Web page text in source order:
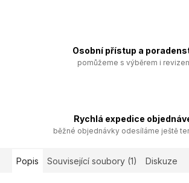
Osobní přístup a
pomůžeme s výběrem i
Rychlá expedice
běžné objednávky odesíláme ještě
Popis Související soubory (1) Diskuze